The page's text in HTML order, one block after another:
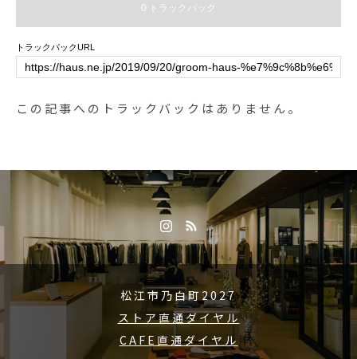
通常のウォータータンクとしてご
す。HAUSおすすめの逸品です！
おります。3密に気をつけてご来
aptainstag#ウォータータンク#リ
バティシュシュ
ますよ♫GROOM HAUS松江市乃
白町２０２７0852-61-2885OPEN
のオモチャ #ドッグトイ#HAUS #
haus #GROOMHAUS #groomhaus
0 トラックバック
トラックバックURL
この記事へのトラックバックはありません。
松江市乃白町2027
ストア直通ダイヤル
CAFE直通ダイヤル